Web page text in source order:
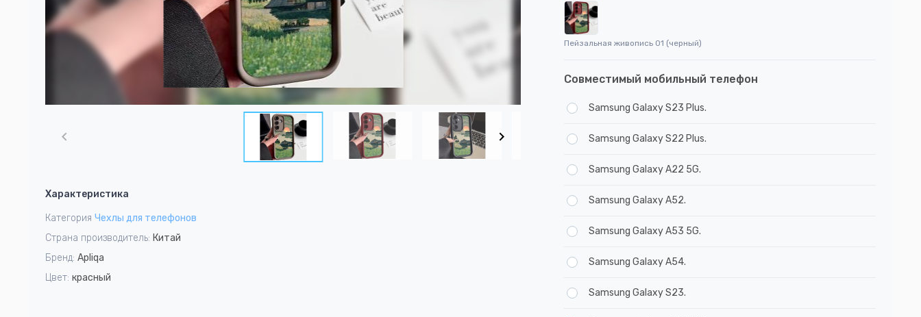
5
Характеристика
Категория Чехлы для телефонов
Страна производитель: Китай
Бренд: Apliqa
Цвет: красный
Пейзальная живопись 01 (черный)
Совместимый мобильный телефон
Samsung Galaxy S23 Plus.
Samsung Galaxy S22 Plus.
Samsung Galaxy A22 5G.
Samsung Galaxy A52.
Samsung Galaxy A53 5G.
Samsung Galaxy A54.
Samsung Galaxy S23.